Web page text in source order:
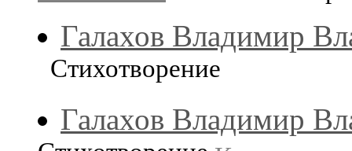
Галахов Владимир
Стихотворение
Галахов Владимир